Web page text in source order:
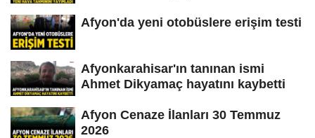
Afyon'da yeni otobüslere erişim testi
Afyonkarahisar'ın tanınan ismi
Ahmet Dikyamaç hayatını kaybetti
Afyon Cenaze İlanları 30 Temmuz
2026